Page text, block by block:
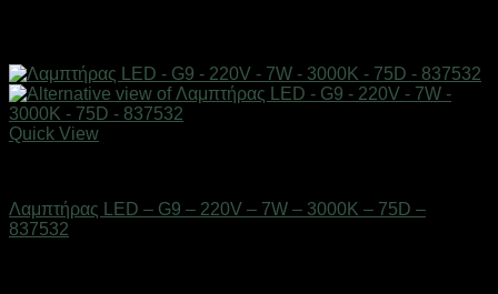
Quick View
Λαμπτήρας LED – G9 – 220V – 7W – 3000K – 75D –
837532